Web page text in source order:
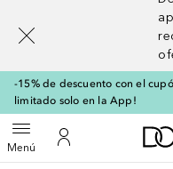
-15% de descuento con el
limitado solo en la App!
MenúAbrir menúMi cuenta
Regresar
Ejecutar búsqueda